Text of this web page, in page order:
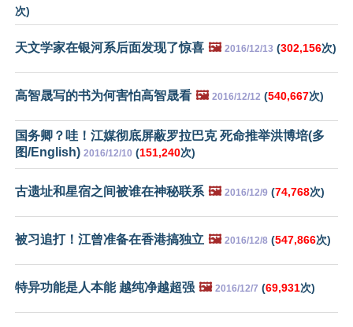
次)
天文学家在银河系后面发现了惊喜 🖼️ 2016/12/13 (302,156次)
高智晟写的书为何害怕高智晟看 🖼️ 2016/12/12 (540,667次)
国务卿？哇！江媒彻底屏蔽罗拉巴克 死命推举洪博培(多
图/English) 2016/12/10 (151,240次)
古遗址和星宿之间被谁在神秘联系 🖼️ 2016/12/9 (74,768次)
被习追打！江曾准备在香港搞独立 🖼️ 2016/12/8 (547,866次)
特异功能是人本能 越纯净越超强 🖼️ 2016/12/7 (69,931次)